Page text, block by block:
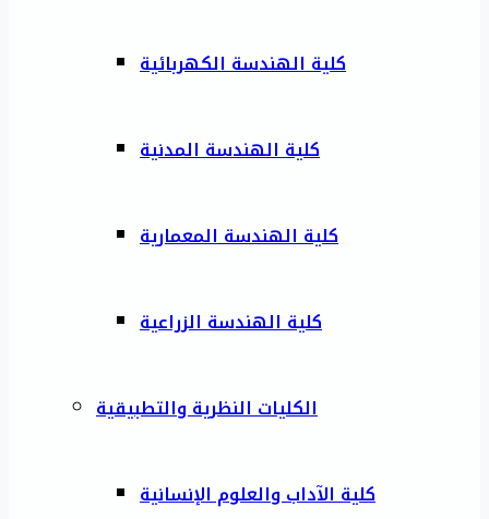
كلية الهندسة الكهربائية
كلية الهندسة المدنية
كلية الهندسة المعمارية
كلية الهندسة الزراعية
الكليات النظرية والتطبيقية
كلية الآداب والعلوم الإنسانية